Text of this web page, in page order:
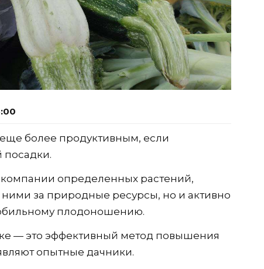
более продуктивным, если
посадки.
компании определенных растений,
за природные ресурсы, но и активно
плодоношению.
— это эффективный метод повышения
опытные дачники.